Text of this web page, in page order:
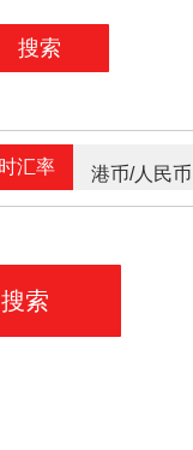
搜索
汇率 港币/人民币
英镑/人民币
搜索